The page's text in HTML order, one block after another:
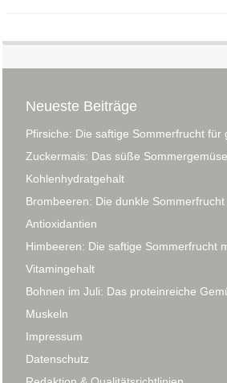
Neueste Beiträge
Pfirsiche: Die saftige Sommerfrucht für
Zuckermais: Das süße
Kohlenhydratgehalt
Brombeeren: Die dunkle
Antioxidantien
Himbeeren: Die saftige Sommerfrucht
Vitamingehalt
Bohnen im Juli: Das proteinreiche
Muskeln
Impressum
Datenschutz